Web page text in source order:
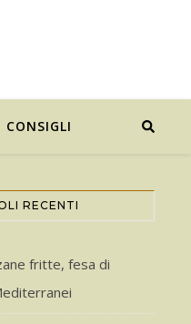
CONSIGLI
RECENTI
fritte, fesa di